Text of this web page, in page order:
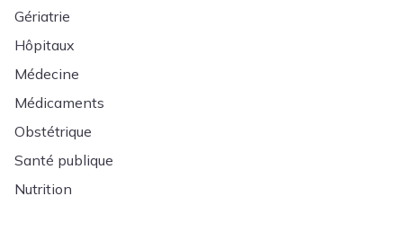
Gériatrie
Hôpitaux
Médecine
Médicaments
Obstétrique
Santé publique
Nutrition